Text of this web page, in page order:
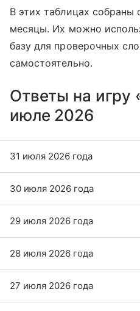
В этих таблицах
месяцы. Их можно
базу для проверочных
самостоятельно.
Ответы на игру
июле 2026
31 июля 2026 года
30 июля 2026 года
29 июля 2026 года
28 июля 2026 года
27 июля 2026 года